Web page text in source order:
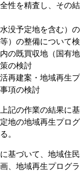
性を精査し、その
没予定地を含む）
）の整備について
の既買収地（国有
の検討
再建案・地域再生
項の検討
記の作業の結果に
地の地域再生プロ
。
基づいて、地域住民
、地域再生プログ